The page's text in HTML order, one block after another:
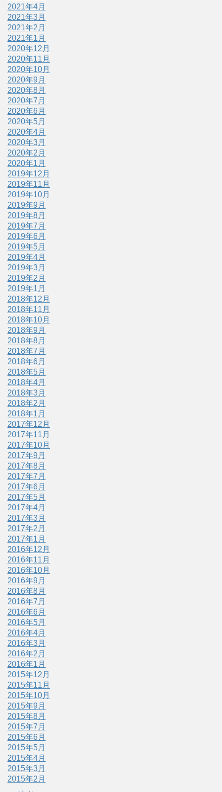
2021年4月
2021年3月
2021年2月
2021年1月
2020年12月
2020年11月
2020年10月
2020年9月
2020年8月
2020年7月
2020年6月
2020年5月
2020年4月
2020年3月
2020年2月
2020年1月
2019年12月
2019年11月
2019年10月
2019年9月
2019年8月
2019年7月
2019年6月
2019年5月
2019年4月
2019年3月
2019年2月
2019年1月
2018年12月
2018年11月
2018年10月
2018年9月
2018年8月
2018年7月
2018年6月
2018年5月
2018年4月
2018年3月
2018年2月
2018年1月
2017年12月
2017年11月
2017年10月
2017年9月
2017年8月
2017年7月
2017年6月
2017年5月
2017年4月
2017年3月
2017年2月
2017年1月
2016年12月
2016年11月
2016年10月
2016年9月
2016年8月
2016年7月
2016年6月
2016年5月
2016年4月
2016年3月
2016年2月
2016年1月
2015年12月
2015年11月
2015年10月
2015年9月
2015年8月
2015年7月
2015年6月
2015年5月
2015年4月
2015年3月
2015年2月